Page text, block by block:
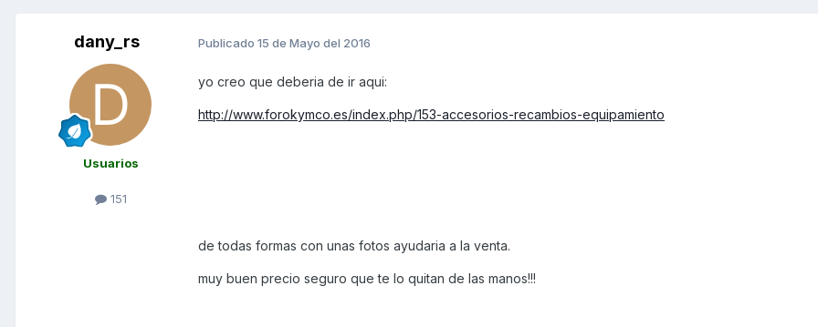
dany_rs
Usuarios
151
Publicado 15 de Mayo del 2016
yo creo que deberia de ir aqui:
http://www.forokymco.es/index.php/153-accesorios-recambios-equipamiento
de todas formas con unas fotos ayudaria a la venta.
muy buen precio seguro que te lo quitan de las manos!!!